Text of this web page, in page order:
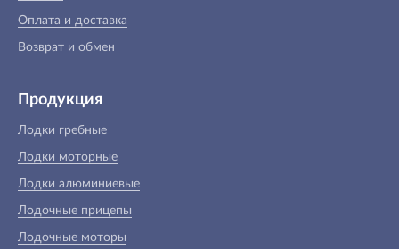
Оплата и доставка
Возврат и обмен
Продукция
Лодки гребные
Лодки моторные
Лодки алюминиевые
Лодочные прицепы
Лодочные моторы